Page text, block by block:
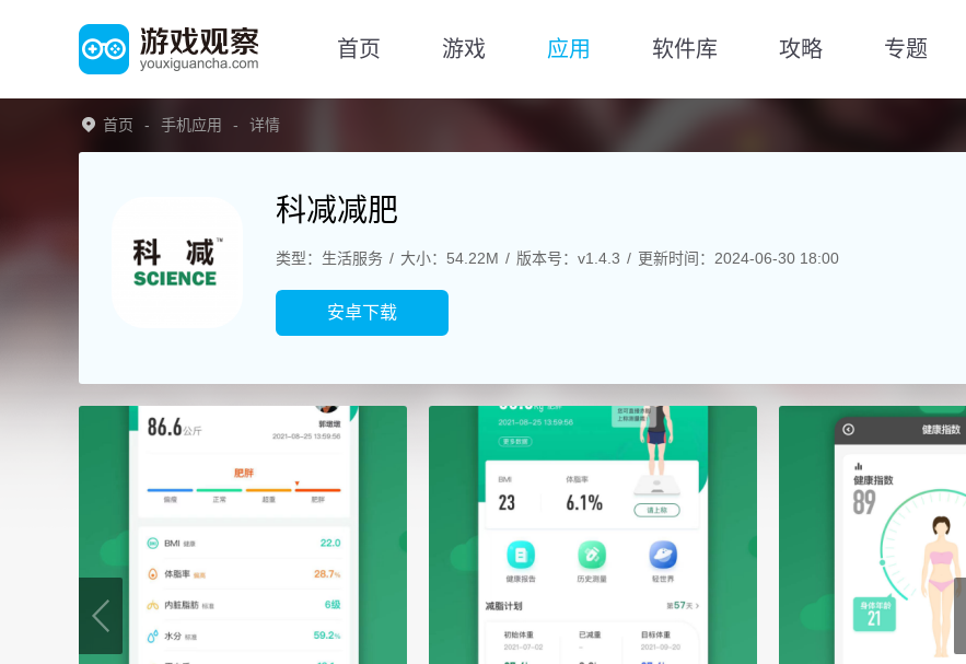
首页 游戏 应用 软件库 攻略 专题
首页 手机应用 详情
科减减肥
类型：生活服务 大小：54.22M 版本号：v1.4.3 更新时间：2024-06-30 18:00
安卓下载